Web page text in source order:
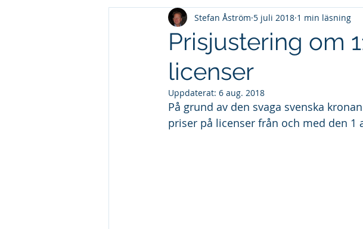
Prisjustering om
licenser
Stefan Åström 5 juli 2018 1 min läsning
Uppdaterat: 6 aug. 2018
På grund av den svaga svenska
priser på licenser från och med den 1